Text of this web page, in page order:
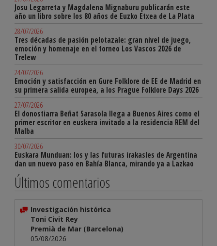
Josu Legarreta y Magdalena Mignaburu publicarán este
año un libro sobre los 80 años de Euzko Etxea de La Plata
28/07/2026
Tres décadas de pasión pelotazale: gran nivel de juego,
emoción y homenaje en el torneo Los Vascos 2026 de
Trelew
24/07/2026
Emoción y satisfacción en Gure Folklore de EE de Madrid en
su primera salida europea, a los Prague Folklore Days 2026
27/07/2026
El donostiarra Beñat Sarasola llega a Buenos Aires como el
primer escritor en euskera invitado a la residencia REM del
Malba
30/07/2026
Euskara Munduan: los y las futuras irakasles de Argentina
dan un nuevo paso en Bahía Blanca, mirando ya a Lazkao
Últimos comentarios
Investigación histórica
Toni Civit Rey
Premià de Mar (Barcelona)
05/08/2026